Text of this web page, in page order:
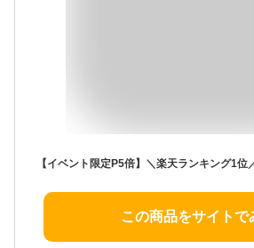
この商品をサイトで